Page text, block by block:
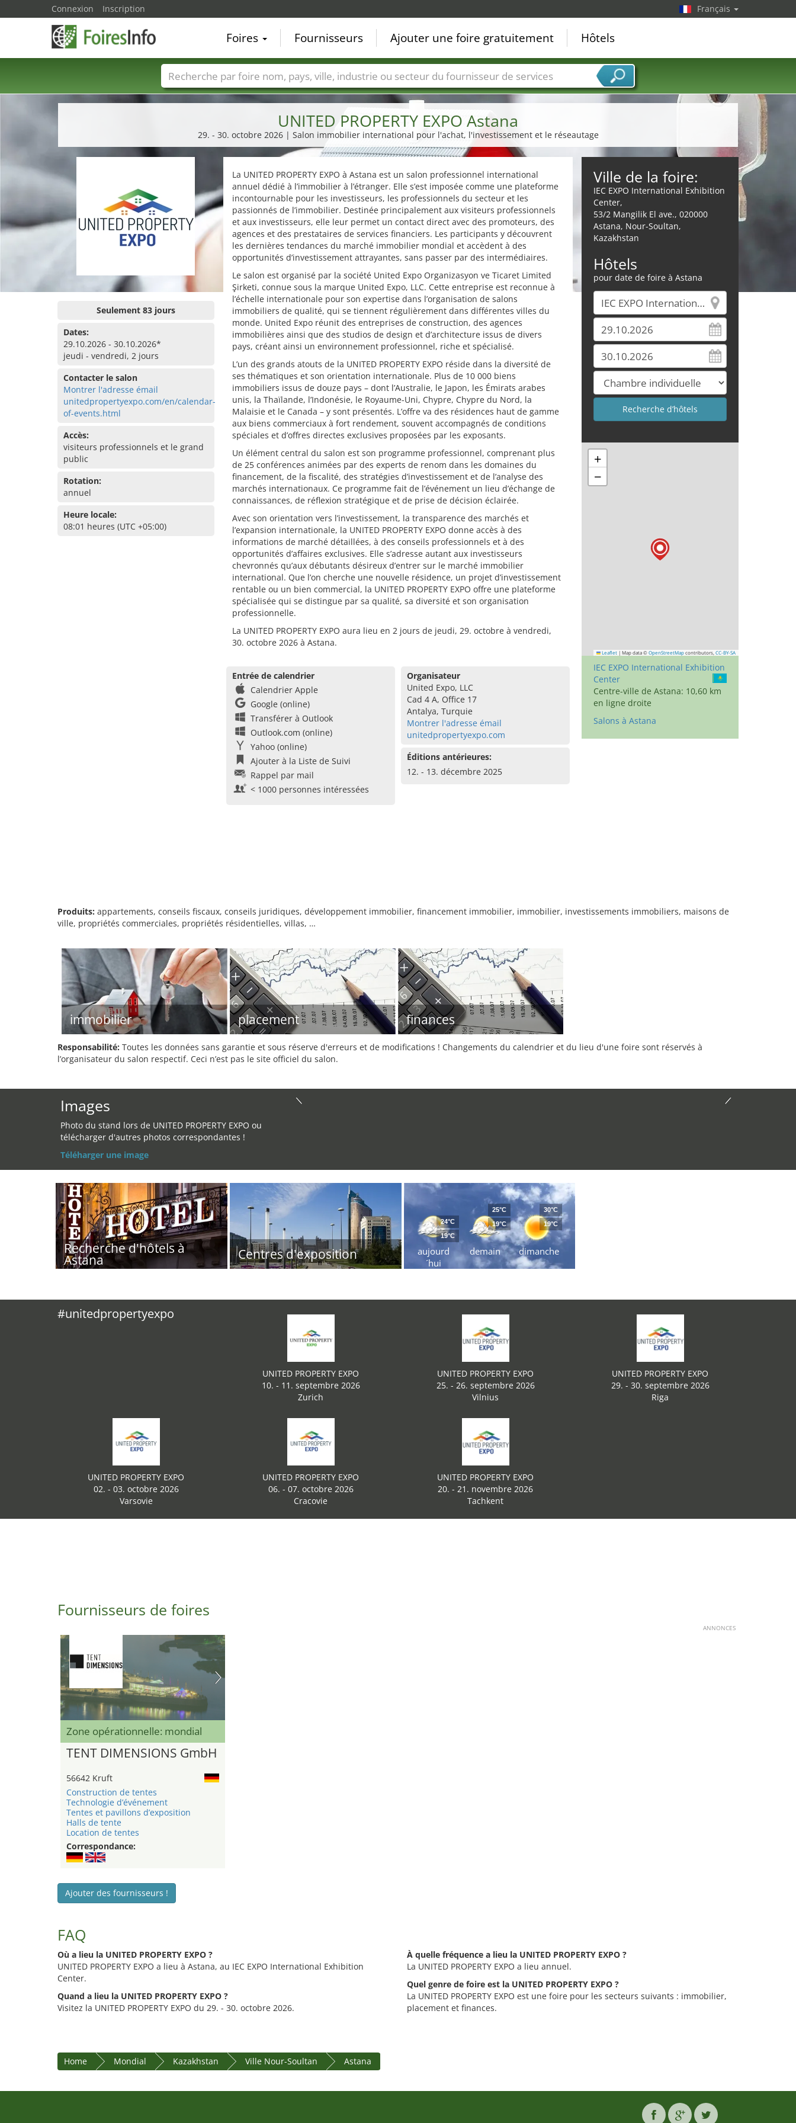
UNITED PROPERTY EXPO Astana
29. - 30. octobre 2026 | Salon immobilier international pour l'achat, l'investissement et le réseautage
Seulement 83 jours
Dates:
29.10.2026 - 30.10.2026*
jeudi - vendredi, 2 jours
Contacter le salon
Montrer l'adresse émail
unitedpropertyexpo.com/en/calendar-
of-events.html
Accès:
visiteurs professionnels et le grand
public
Rotation:
annuel
Heure locale:
08:01 heures (UTC +05:00)
La UNITED PROPERTY EXPO à Astana est un salon professionnel international
annuel dédié à l’immobilier à l’étranger. Elle s’est imposée comme une plateforme
incontournable pour les investisseurs, les professionnels du secteur et les
passionnés de l’immobilier. Destinée principalement aux visiteurs professionnels
et aux investisseurs, elle leur permet un contact direct avec des promoteurs, des
agences et des prestataires de services financiers. Les participants y découvrent
les dernières tendances du marché immobilier mondial et accèdent à des
opportunités d’investissement attrayantes, sans passer par des intermédiaires.
Le salon est organisé par la société United Expo Organizasyon ve Ticaret Limited
Şirketi, connue sous la marque United Expo, LLC. Cette entreprise est reconnue à
l’échelle internationale pour son expertise dans l’organisation de salons
immobiliers de qualité, qui se tiennent régulièrement dans différentes villes du
monde. United Expo réunit des entreprises de construction, des agences
immobilières ainsi que des studios de design et d’architecture issus de divers
pays, créant ainsi un environnement professionnel, riche et spécialisé.
L’un des grands atouts de la UNITED PROPERTY EXPO réside dans la diversité de
ses thématiques et son orientation internationale. Plus de 10 000 biens
immobiliers issus de douze pays – dont l’Australie, le Japon, les Émirats arabes
unis, la Thaïlande, l’Indonésie, le Royaume-Uni, Chypre, Chypre du Nord, la
Malaisie et le Canada – y sont présentés. L’offre va des résidences haut de gamme
aux biens commerciaux à fort rendement, souvent accompagnés de conditions
spéciales et d’offres directes exclusives proposées par les exposants.
Un élément central du salon est son programme professionnel, comprenant plus
de 25 conférences animées par des experts de renom dans les domaines du
financement, de la fiscalité, des stratégies d’investissement et de l’analyse des
marchés internationaux. Ce programme fait de l’événement un lieu d’échange de
connaissances, de réflexion stratégique et de prise de décision éclairée.
Avec son orientation vers l’investissement, la transparence des marchés et
l’expansion internationale, la UNITED PROPERTY EXPO donne accès à des
informations de marché détaillées, à des conseils professionnels et à des
opportunités d’affaires exclusives. Elle s’adresse autant aux investisseurs
chevronnés qu’aux débutants désireux d’entrer sur le marché immobilier
international. Que l’on cherche une nouvelle résidence, un projet d’investissement
rentable ou un bien commercial, la UNITED PROPERTY EXPO offre une plateforme
spécialisée qui se distingue par sa qualité, sa diversité et son organisation
professionnelle.
La UNITED PROPERTY EXPO aura lieu en 2 jours de jeudi, 29. octobre à vendredi,
30. octobre 2026 à Astana.
Entrée de calendrier
Calendrier Apple
Google (online)
Transférer à Outlook
Outlook.com (online)
Yahoo (online)
Ajouter à la Liste de Suivi
Rappel par mail
< 1000 personnes intéressées
Organisateur
United Expo, LLC
Cad 4 A, Office 17
Antalya, Turquie
Montrer l'adresse émail
unitedpropertyexpo.com
Éditions antérieures:
12. - 13. décembre 2025
Ville de la foire:
IEC EXPO International Exhibition
Center,
53/2 Mangilik El ave., 020000
Astana, Nour-Soultan,
Kazakhstan
Hôtels
pour date de foire à Astana
+
−
Leaflet | Map data © OpenStreetMap contributors, CC-BY-SA
IEC EXPO International Exhibition
Center
Centre-ville de Astana: 10,60 km
en ligne droite
Salons à Astana
Produits: appartements, conseils fiscaux, conseils juridiques, développement immobilier, financement immobilier, immobilier, investissements immobiliers, maisons de
ville, propriétés commerciales, propriétés résidentielles, villas, …
immobilier placement finances
Responsabilité: Toutes les données sans garantie et sous réserve d'erreurs et de modifications ! Changements du calendrier et du lieu d'une foire sont réservés à
l’organisateur du salon respectif. Ceci n’est pas le site officiel du salon.
Images
Photo du stand lors de UNITED PROPERTY EXPO ou
télécharger d'autres photos correspondantes !
Téléharger une image
Recherche d'hôtels à
Astana Centres d'exposition
aujourd
´hui
24°C
19°C
demain
25°C
19°C
dimanche
30°C
19°C
#unitedpropertyexpo
UNITED PROPERTY EXPO
10. - 11. septembre 2026
Zurich
UNITED PROPERTY EXPO
25. - 26. septembre 2026
Vilnius
UNITED PROPERTY EXPO
29. - 30. septembre 2026
Riga
UNITED PROPERTY EXPO
02. - 03. octobre 2026
Varsovie
UNITED PROPERTY EXPO
06. - 07. octobre 2026
Cracovie
UNITED PROPERTY EXPO
20. - 21. novembre 2026
Tachkent
Fournisseurs de foires
ANNONCES
Zone opérationnelle: mondial
TENT DIMENSIONS GmbH
56642 Kruft
Construction de tentes
Technologie d’événement
Tentes et pavillons d’exposition
Halls de tente
Location de tentes
Correspondance:
Ajouter des fournisseurs !
FAQ
Où a lieu la UNITED PROPERTY EXPO ?
UNITED PROPERTY EXPO a lieu à Astana, au IEC EXPO International Exhibition
Center.
Quand a lieu la UNITED PROPERTY EXPO ?
Visitez la UNITED PROPERTY EXPO du 29. - 30. octobre 2026.
À quelle fréquence a lieu la UNITED PROPERTY EXPO ?
La UNITED PROPERTY EXPO a lieu annuel.
Quel genre de foire est la UNITED PROPERTY EXPO ?
La UNITED PROPERTY EXPO est une foire pour les secteurs suivants : immobilier,
placement et finances.
Home Mondial Kazakhstan Ville Nour-Soultan Astana
Connexion Inscription Français
Foires Fournisseurs Ajouter une foire gratuitement Hôtels
Foire noms Pays Villes Secteurs de foire Secteurs du fournisseur de services